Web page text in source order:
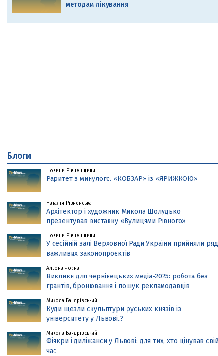
методам лікування
Блоги
Новини Рівненщини
Раритет з минулого: «КОБЗАР» із «ЯРИЖКОЮ»
Наталія Рівненська
Архітектор і художник Микола Шолудько
презентував виставку «Вулицями Рівного»
Новини Рівненщини
У сесійній залі Верховної Ради України прийняли ряд
важливих законопроєктів
Альона Чорна
Виклики для чернівецьких медіа-2025: робота без
грантів, бронювання і пошук рекламодавців
Микола Бандрівський
Куди щезли скульптури руських князів із
університету у Львові..?
Микола Бандрівський
Фіякри і диліжанси у Львові: для тих, хто цінував свій
час